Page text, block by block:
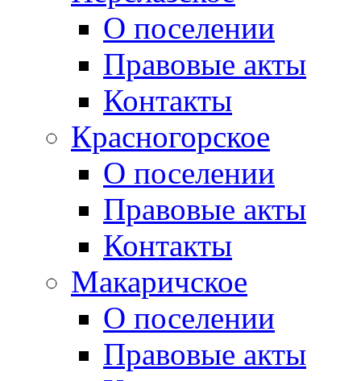
О поселении
Правовые акты
Контакты
Красногорское
О поселении
Правовые акты
Контакты
Макаричское
О поселении
Правовые акты